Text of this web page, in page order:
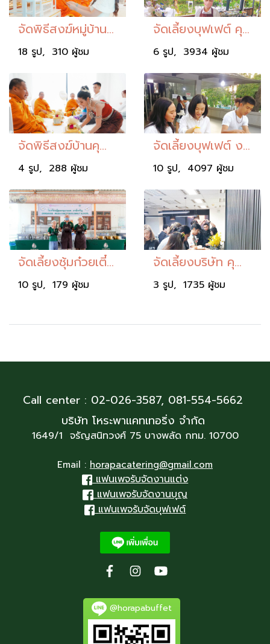
จัดพิธีสงฆ์หมู่บ้านพฤกษ์ภิรมย์ ลำปำ
18 รูป, 310 ผู้ชม
จัดเลี้ยงบุฟเฟต์ คุณปรินดา
6 รูป, 3934 ผู้ชม
จัดพิธีสงฆ์บ้านคุณธัญญ่า อาร์สยาม
4 รูป, 288 ผู้ชม
จัดเลี้ยงบุฟเฟต์ งานคุณเบ็นซ์
10 รูป, 4097 ผู้ชม
จัดเลี้ยงซุ้มก๋วยเตี๋ยว บ้านพักคนชราบางแค
10 รูป, 179 ผู้ชม
จัดเลี้ยงบริษัท คุณกิตติ
3 รูป, 1735 ผู้ชม
Call center : 02-026-3587, 081-554-5662
บริษัท โหระพาแคทเทอริ่ง จำกัด
1649/1 จรัญสนิทวงศ์ 75 บางพลัด กทม. 10700
Email : horapacatering@gmail.com
แฟนเพจรับจัดงานแต่ง
แฟนเพจรับจัดงานบุญ
แฟนเพจรับจัดบุฟเฟต์
@horapabuffet